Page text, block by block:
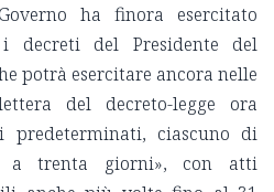
ha finora esercitato
decreti del Presidente del
potrà esercitare ancora nelle
del decreto-legge ora
predeterminati, ciascuno di
a trenta giorni», con atti